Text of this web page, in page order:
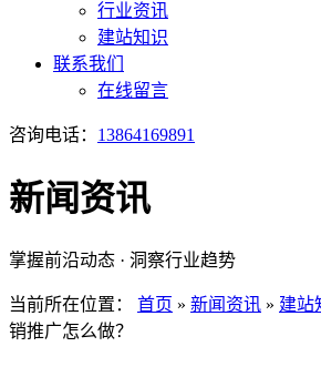
行业资讯
建站知识
联系我们
在线留言
咨询电话： 13864169891
新闻资讯
掌握前沿动态 · 洞察行业趋势
当前所在位置： 首页 » 新闻资讯 » 建站
销推广怎么做？